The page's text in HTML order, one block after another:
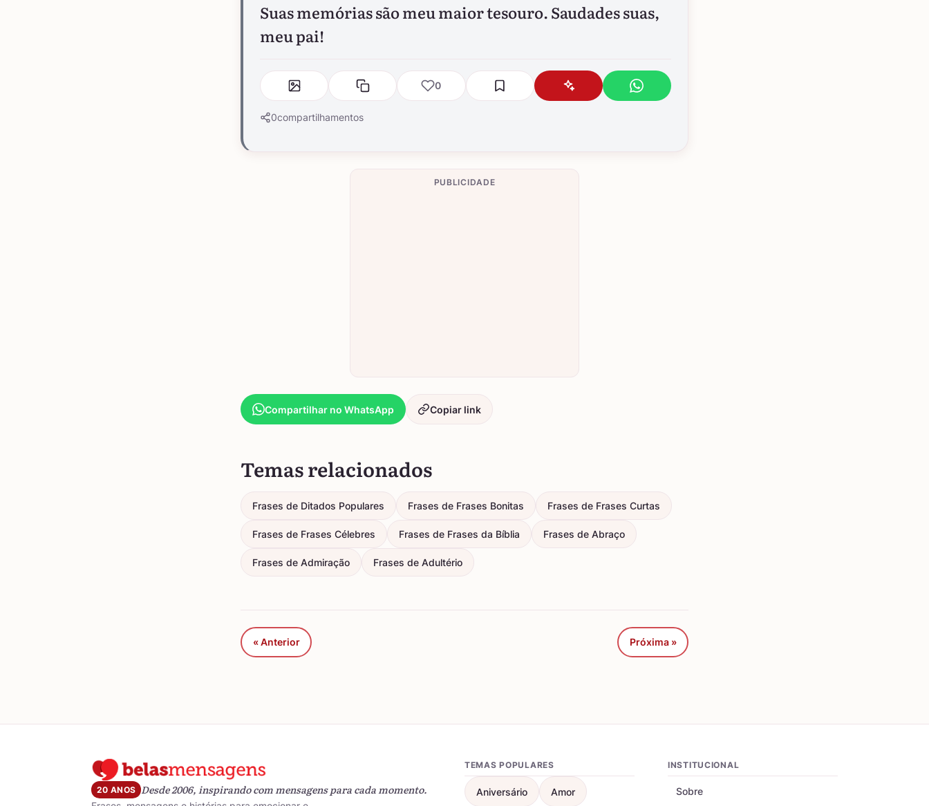
Suas memórias são meu maior tesouro. Saudades suas,
meu pai!
0
0compartilhamentos
PUBLICIDADE
Compartilhar no WhatsApp Copiar link
Temas relacionados
Frases de Ditados Populares Frases de Frases Bonitas Frases de Frases Curtas
Frases de Frases Célebres Frases de Frases da Bíblia Frases de Abraço
Frases de Admiração Frases de Adultério
« Anterior Próxima »
20 ANOS Desde 2006, inspirando com mensagens para cada momento.
TEMAS POPULARES
Aniversário Amor
INSTITUCIONAL
Sobre